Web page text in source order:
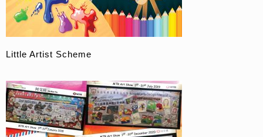
Little Artist Scheme